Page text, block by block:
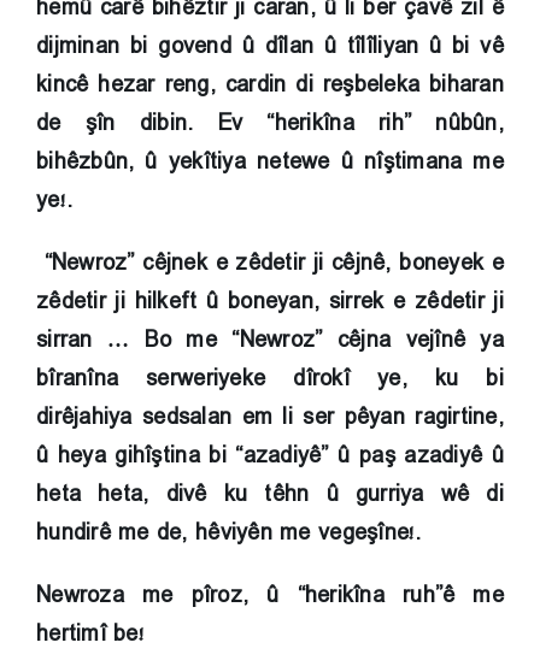
hemû carê bihêztir ji caran, û li ber çavê zil ê
dijminan bi govend û dîlan û tîlîliyan û bi vê
kincê hezar reng, cardin di reşbeleka biharan
de şîn dibin. Ev “herikîna rih” nûbûn,
bihêzbûn, û yekîtiya netewe û nîştimana me
ye!.
“Newroz” cêjnek e zêdetir ji cêjnê, boneyek e
zêdetir ji hilkeft û boneyan, sirrek e zêdetir ji
sirran … Bo me “Newroz” cêjna vejînê ya
bîranîna serweriyeke dîrokî ye, ku bi
dirêjahiya sedsalan em li ser pêyan ragirtine,
û heya gihîştina bi “azadiyê” û paş azadiyê û
heta heta, divê ku têhn û gurriya wê di
hundirê me de, hêviyên me vegeşîne!.
Newroza me pîroz, û “herikîna ruh”ê me
hertimî be!